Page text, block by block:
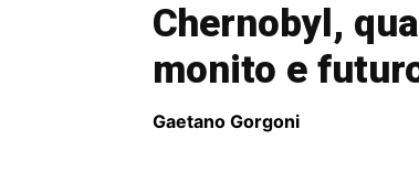
Chernobyl,
monito e
Gaetano Gorgoni